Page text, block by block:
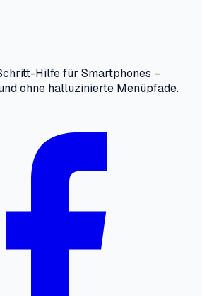
Hilfe für Smartphones –
ohne halluzinierte Menüpfade.